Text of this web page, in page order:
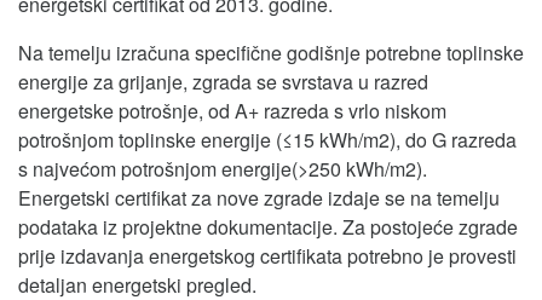
Na temelju izračuna specifične godišnje potrebne toplinske
energije za grijanje, zgrada se svrstava u razred
energetske potrošnje, od A+ razreda s vrlo niskom
potrošnjom toplinske energije (≤15 kWh/m2), do G razreda
s najvećom potrošnjom energije(>250 kWh/m2).
Energetski certifikat za nove zgrade izdaje se na temelju
podataka iz projektne dokumentacije. Za postojeće zgrade
prije izdavanja energetskog certifikata potrebno je provesti
detaljan energetski pregled.